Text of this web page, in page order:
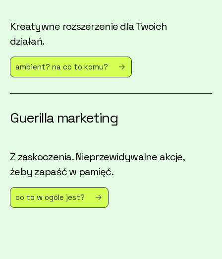
Kreatywne rozszerzenie dla Twoich
działań.
ambient? na co to komu?
Guerilla marketing
Z zaskoczenia. Nieprzewidywalne akcje,
żeby zapaść w pamięć.
co to w ogóle jest?